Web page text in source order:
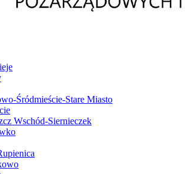
Śródmieście-Stare Miasto
Wschód-Siernieczek